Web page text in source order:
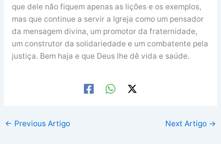
que dele não fiquem apenas as lições e os exemplos,
mas que continue a servir a Igreja como um pensador
da mensagem divina, um promotor da fraternidade,
um construtor da solidariedade e um combatente pela
justiça. Bem haja e que Deus lhe dê vida e saúde.
← Previous Artigo Next Artigo →